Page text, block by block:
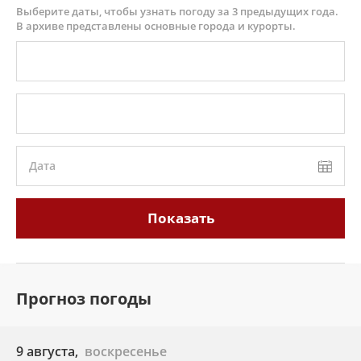
Выберите даты, чтобы узнать погоду за 3 предыдущих года.
В архиве представлены основные города и курорты.
Дата
Показать
Прогноз погоды
9 августа, воскресенье